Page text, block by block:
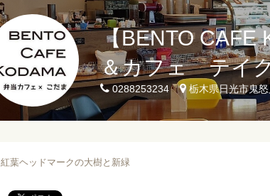
【BENTO
＆カフェ テイ
0288253234 栃木県日光市鬼
紅葉ヘッドマークの大樹と新緑